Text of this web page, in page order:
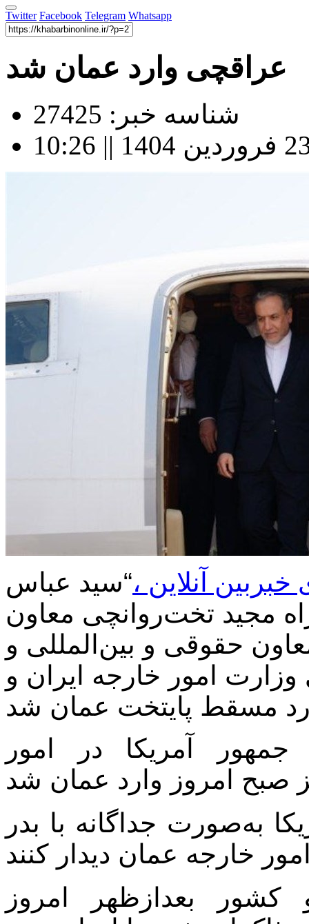
Twitter Facebook Telegram Whatsapp
عراقچی وارد عمان شد
شناسه خبر: 27425
آنلاین ،“سید عباس
مجید تخت‌روانچی معاون
حقوقی و بین‌المللی و
امور خارجه ایران و
جمهور آمریکا در امور
به‌صورت جداگانه با بدر
کشور بعدازظهر امروز